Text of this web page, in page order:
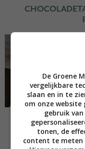
De Groene
vergelijkbare
slaan en in te
om onze
gebruik
tonen, de
content te meten